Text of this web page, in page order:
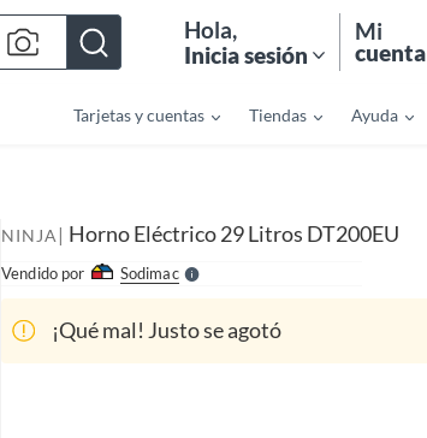
Hola,
Inicia sesión
Mi
cuenta
Tarjetas y cuentas Tiendas Ayuda
NINJA | Horno Eléctrico 29 Litros DT200EU
Vendido por SodimacS
l
l
¡Qué mal! Justo se agotó